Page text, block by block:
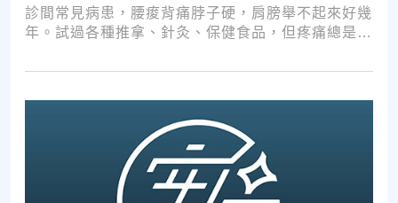
診間常見病患，腰痠背痛脖子硬，肩膀舉不起來好幾
年。試過各種推拿、針灸、保健食品，但疼痛總是時